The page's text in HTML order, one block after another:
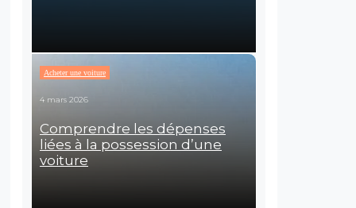
Acheter une voiture
4 mars 2026
Comprendre les dépenses
liées à la possession d’une
voiture